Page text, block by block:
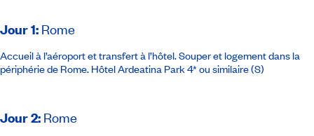
Jour 1: Rome
Accueil à l’aéroport et transfert à l’hôtel. Souper et logement dans la
périphérie de Rome. Hôtel Ardeatina Park 4*ou similaire (S)
Jour 2: Rome